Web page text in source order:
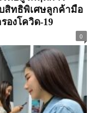
สิทธิพิเศษลูกค้ามือ
องโควิด-19
0